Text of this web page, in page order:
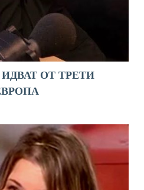
ОТ ТРЕТИ